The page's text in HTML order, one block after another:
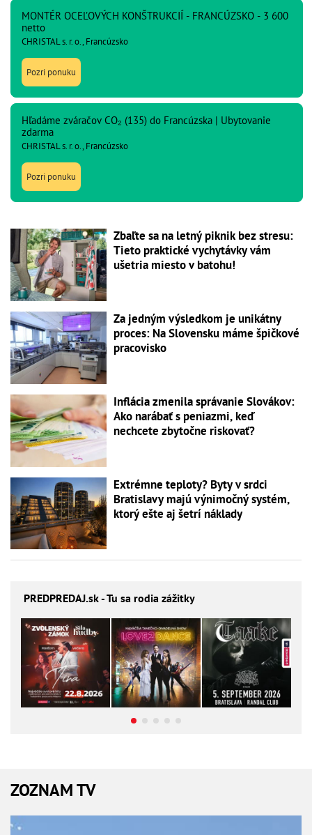
MONTÉR OCEĽOVÝCH KONŠTRUKCIÍ - FRANCÚZSKO - 3 600
netto
CHRISTAL s. r. o., Francúzsko
Pozri ponuku
Hľadáme zváračov CO₂ (135) do Francúzska | Ubytovanie
zdarma
CHRISTAL s. r. o., Francúzsko
Pozri ponuku
Zbaľte sa na letný piknik bez stresu:
Tieto praktické vychytávky vám
ušetria miesto v batohu!
Za jedným výsledkom je unikátny
proces: Na Slovensku máme špičkové
pracovisko
Inflácia zmenila správanie Slovákov:
Ako narábať s peniazmi, keď
nechcete zbytočne riskovať?
Extrémne teploty? Byty v srdci
Bratislavy majú výnimočný systém,
ktorý ešte aj šetrí náklady
PREDPREDAJ.sk - Tu sa rodia zážitky
ZOZNAM TV